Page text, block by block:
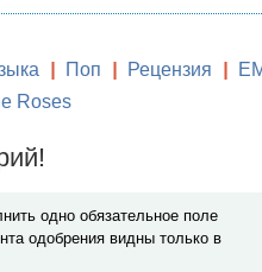
Поп Рецензия
Roses
одно обязательное поле
одобрения видны только в